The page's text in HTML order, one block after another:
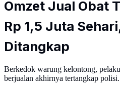
Omzet Jual Obat
Rp 1,5 Juta
Ditangkap
Berkedok warung kelontong,
berjualan akhirnya tertangkap polisi.